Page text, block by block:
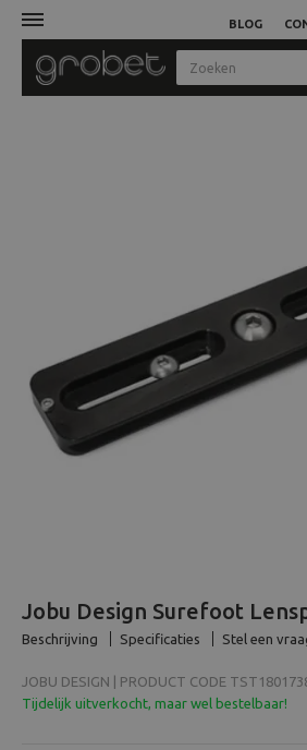
BLOG
Tassen
Statieven
Studio
Huren
Jobu Design Surefoot
Beschrijving Specificaties Stel een
JOBU DESIGN | PRODUCT CODE
Tijdelijk uitverkocht, maar wel bestelbaar!